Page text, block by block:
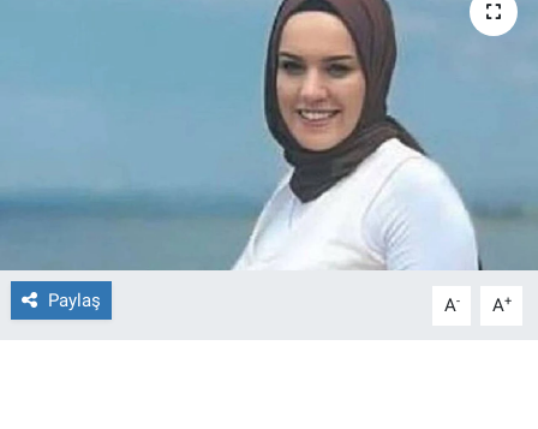
Paylaş A- A+
Gün Ortası